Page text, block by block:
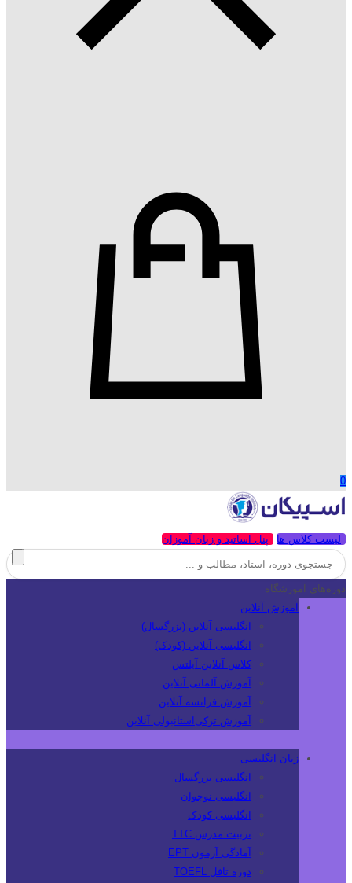
0
لیست کلاس ها پنل اساتید و زبان آموزان
دوره‌های آموزشگاه
آموزش آنلاین
انگلیسی آنلاین (بزرگسال)
انگلیسی آنلاین (کودک)
کلاس آنلاین آیلتس
آموزش آلمانی آنلاین
آموزش فرانسه آنلاین
آموزش ترکی‌استانبولی آنلاین
زبان انگلیسی
انگلیسی بزرگسال
انگلیسی نوجوان
انگلیسی کودک
تربیت مدرس TTC
آمادگی آزمون EPT
دوره تافل TOEFL